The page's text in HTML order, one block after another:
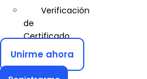
Interiores
Gráfico
Diseño
y
Verificación
de
Certificado
Unirme ahora